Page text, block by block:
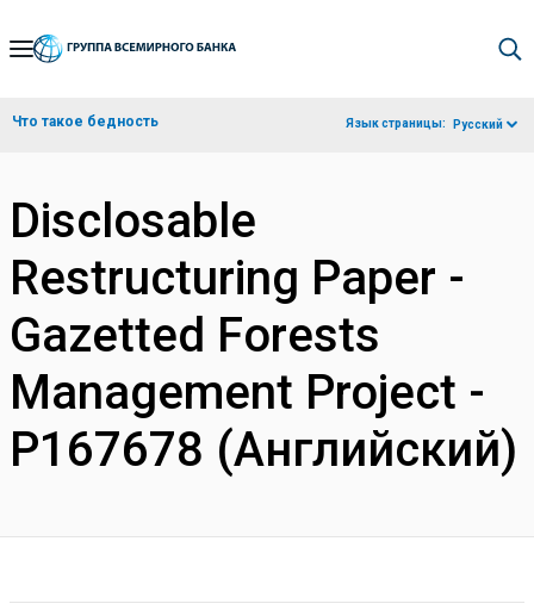
Skip
Navigation
Что такое бедность Язык страницы: Русский
Disclosable
Restructuring Paper -
Gazetted Forests
Management Project -
P167678 (Английский)